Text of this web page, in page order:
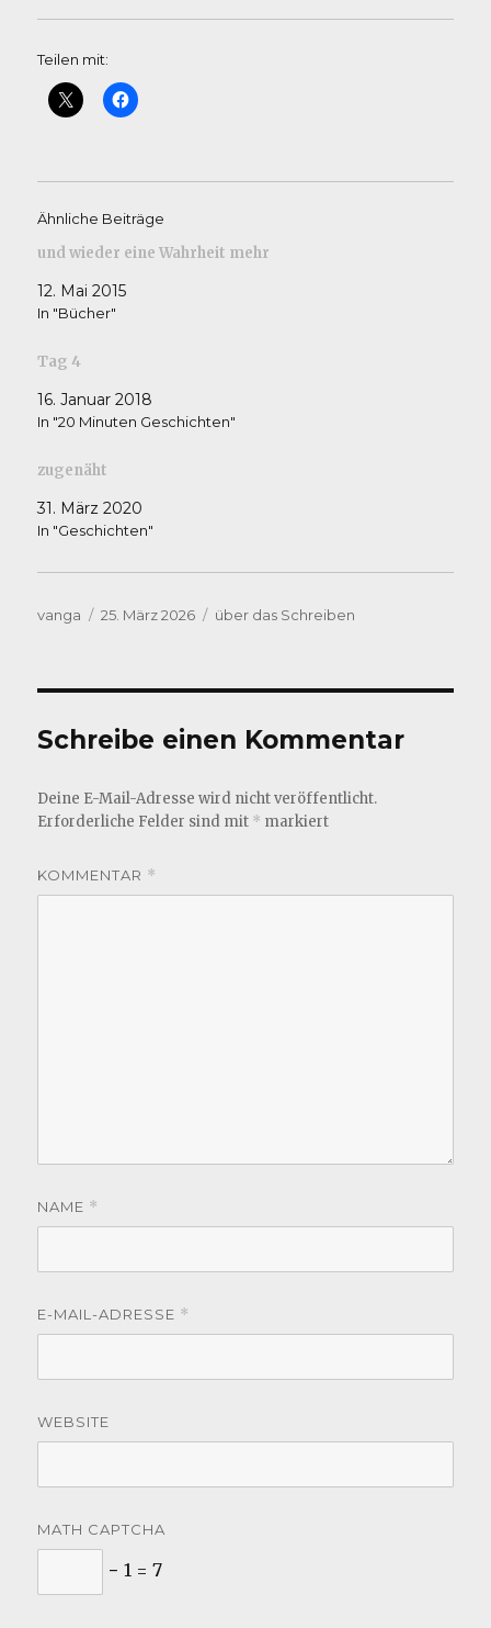
Teilen mit:
Ähnliche Beiträge
und wieder eine Wahrheit mehr
12. Mai 2015
In "Bücher"
Tag 4
16. Januar 2018
In "20 Minuten Geschichten"
zugenäht
31. März 2020
In "Geschichten"
Autor
vanga
Veröffentlicht
25. März 2026 Kategorien
über das Schreiben
Schreibe einen Kommentar
Deine E-Mail-Adresse wird nicht veröffentlicht.
Erforderliche Felder sind mit * markiert
KOMMENTAR *
NAME *
E-MAIL-ADRESSE *
WEBSITE
MATH CAPTCHA
− 1 = 7